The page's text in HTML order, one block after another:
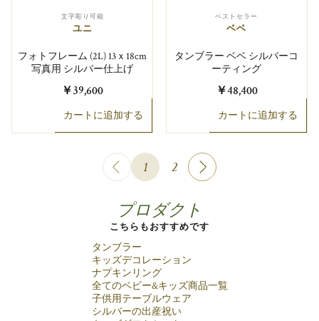
文字彫り可能
ユニ
フォトフレーム (2L) 13ｘ18cm
写真用 シルバー仕上げ
￥39,600
カートに追加する
ベストセラー
ベベ
タンブラー ベベ シルバーコ
ーティング
￥48,400
カートに追加する
1 2
プロダクト
こちらもおすすめです
タンブラー
キッズデコレーション
ナプキンリング
全てのベビー&キッズ商品一覧
子供用テーブルウェア
シルバーの出産祝い